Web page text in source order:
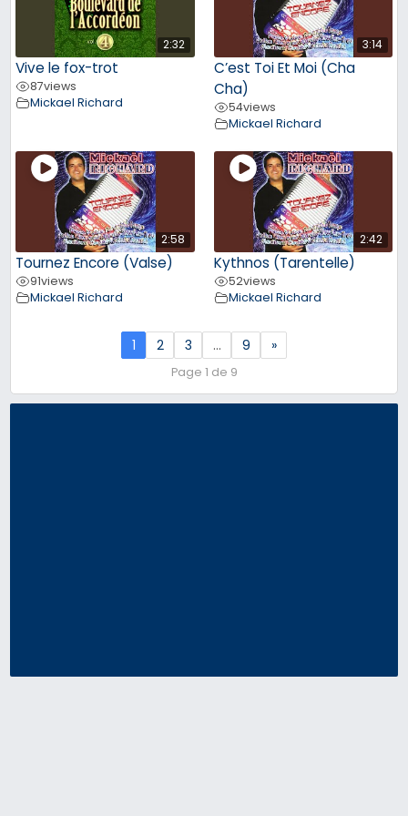
2:32
Vive le fox-trot
87views
Mickael Richard
3:14
C’est Toi Et Moi (Cha
Cha)
54views
Mickael Richard
2:58
Tournez Encore (Valse)
91views
Mickael Richard
2:42
Kythnos (Tarentelle)
52views
Mickael Richard
1 2 3 … 9 »
Page 1 de 9